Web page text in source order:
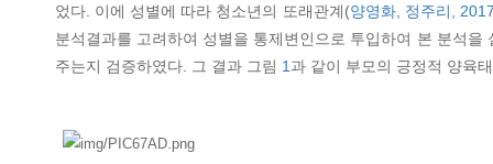
었다. 이에 성별에 따라 청소년의 또래관계(양영화, 정주리,
분석결과를 고려하여 성별을 통제변인으로 투입하여 본 분석
주는지 검증하였다. 그 결과 그림 1과 같이 부모의 긍정적 양육